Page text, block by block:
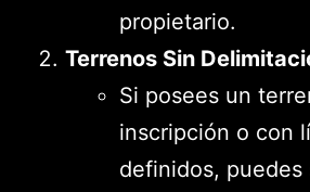
propietario.
Terrenos Sin
Si posees un
inscripción o con
definidos, puedes